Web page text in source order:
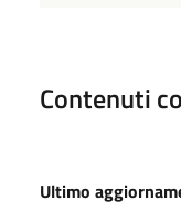
Contenuti
Ultimo